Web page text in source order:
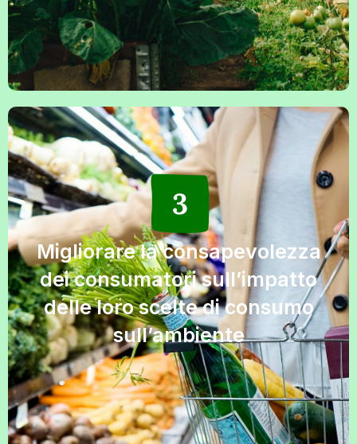
Migliorare la consapevolezza
dei consumatori sull’impatto
delle loro scelte di consumo
sull’ambiente